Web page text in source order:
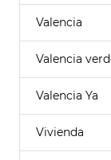
Valencia
Valencia
Valencia Ya
Vivienda